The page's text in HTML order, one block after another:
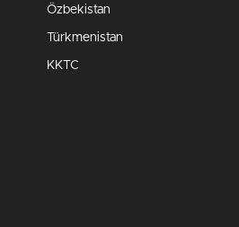
Özbekistan
Türkmenistan
KKTC